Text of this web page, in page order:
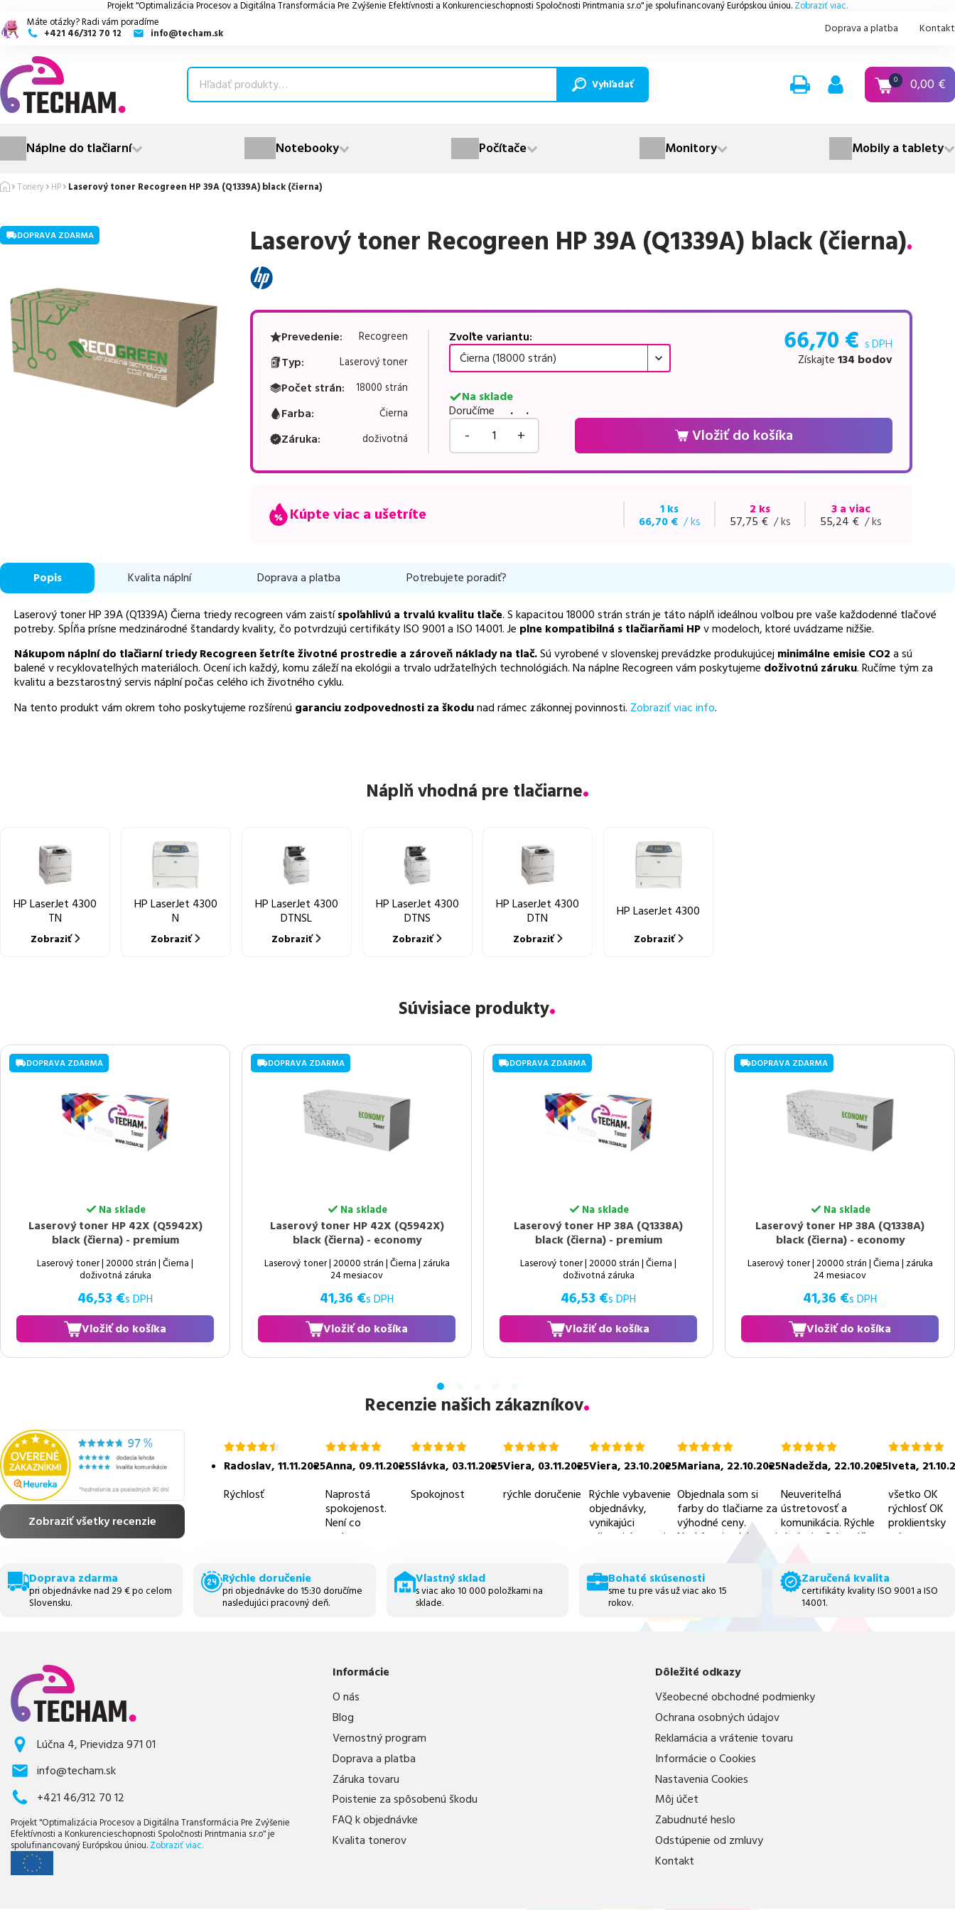
Projekt "Optimalizácia Procesov a Digitálna Transformácia Pre Zvýšenie Efektívnosti a Konkurencieschopnosti Spoločnosti Printmania s.r.o" je spolufinancovaný Európskou úniou. Zobraziť viac.
Máte otázky? Radi vám poradíme
+421 46/312 70 12
info@techam.sk Doprava a platba Kontakt
Vyhľadať 0 0,00 €
Náplne do tlačiarní Notebooky Počítače Monitory Mobily a tablety
Tonery HP Laserový toner Recogreen HP 39A (Q1339A) black (čierna)
DOPRAVA ZDARMA Laserový toner Recogreen HP 39A (Q1339A) black (čierna).
Prevedenie: Recogreen
Typ: Laserový toner
Počet strán: 18000 strán
Farba: Čierna
Záruka: doživotná
Zvoľte variantu:
Čierna (18000 strán)
66,70 € s DPH
Získajte 134 bodov
Na sklade
Doručíme
. .
- + Vložiť do košíka
Kúpte viac a ušetríte
1 ks
66,70 € / ks
2 ks
57,75 € / ks
3 a viac
55,24 € / ks
Popis Kvalita náplní Doprava a platba Potrebujete poradiť?
Laserový toner HP 39A (Q1339A) Čierna triedy recogreen vám zaistíspoľahlivú a trvalú kvalitu tlače. S kapacitou 18000 strán strán je táto náplň ideálnou voľbou pre vaše každodenné tlačové
potreby. Spĺňa prísne medzinárodné štandardy kvality, čo potvrdzujú certifikáty ISO 9001 a ISO 14001. Je plne kompatibilná s tlačiarňami HPv modeloch, ktoré uvádzame nižšie.
Nákupom náplní do tlačiarní triedy Recogreen šetríte životné prostredie a zároveň náklady na tlač.Sú vyrobené v slovenskej prevádzke produkujúcej minimálne emisie CO2 a sú
balené v recyklovateľných materiáloch. Ocení ich každý, komu záleží na ekológii a trvalo udržateľných technológiách. Na náplne Recogreen vám poskytujeme doživotnú záruku. Ručíme tým za
kvalitu a bezstarostný servis náplní počas celého ich životného cyklu.
Na tento produkt vám okrem toho poskytujeme rozšírenú garanciu zodpovednosti za škodunad rámec zákonnej povinnosti. Zobraziť viac info.
Náplň vhodná pre tlačiarne
HP LaserJet 4300
TN
Zobraziť
HP LaserJet 4300
N
Zobraziť
HP LaserJet 4300
DTNSL
Zobraziť
HP LaserJet 4300
DTNS
Zobraziť
HP LaserJet 4300
DTN
Zobraziť
HP LaserJet 4300
Zobraziť
Súvisiace produkty
DOPRAVA ZDARMA
Na sklade
Laserový toner HP 42X (Q5942X)
black (čierna) - premium
Laserový toner | 20000 strán | Čierna |
doživotná záruka
46,53 €s DPH
Vložiť do košíka
DOPRAVA ZDARMA
Na sklade
Laserový toner HP 42X (Q5942X)
black (čierna) - economy
Laserový toner | 20000 strán | Čierna | záruka
24 mesiacov
41,36 €s DPH
Vložiť do košíka
DOPRAVA ZDARMA
Na sklade
Laserový toner HP 38A (Q1338A)
black (čierna) - premium
Laserový toner | 20000 strán | Čierna |
doživotná záruka
46,53 €s DPH
Vložiť do košíka
DOPRAVA ZDARMA
Na sklade
Laserový toner HP 38A (Q1338A)
black (čierna) - economy
Laserový toner | 20000 strán | Čierna | záruka
24 mesiacov
41,36 €s DPH
Vložiť do košíka
Recenzie našich zákazníkov
Zobraziť všetky recenzie
hodnotenie
4.5
5
Radoslav, 11.11.2025
Rýchlosť
hodnotenie
5.0
5
Anna, 09.11.2025
Naprostá
spokojenost.
Není co
vytknout.
hodnotenie
5.0
5
Slávka, 03.11.2025
Spokojnost
hodnotenie
5.0
5
Viera, 03.11.2025
rýchle doručenie
hodnotenie
5.0
5
Viera, 23.10.2025
Rýchle vybavenie
objednávky,
vynikajúci
zákaznicky servis,
hodnotenie
5.0
5
Mariana, 22.10.2025
Objednala som si
farby do tlačiarne za
výhodné ceny.
Neskôr mi volala pani
z obchodu a
informovala ma ešte
o ďalších vyhodach -
ako napr. ušetriť na
Myslím si,že im
naozaj chvályhodné.
hodnotenie
5.0
5
Nadežda, 22.10.2025
Neuveriteľná
ústretovosť a
komunikácia. Rýchle
dodanie. Odporúčam
hodnotenie
5.0
5
Iveta,
všetko OK
rýchlosť OK
proklientsky
prístup
Doprava zdarma
pri objednávke nad 29 € po celom
Slovensku.
Rýchle doručenie
pri objednávke do 15:30 doručíme
nasledujúci pracovný deň.
Vlastný sklad
s viac ako 10 000 položkami na
sklade.
Bohaté skúsenosti
sme tu pre vás už viac ako 15
rokov.
Zaručená kvalita
certifikáty kvality ISO 9001 a ISO
14001.
Lúčna 4, Prievidza 971 01
info@techam.sk
+421 46/312 70 12
Projekt "Optimalizácia Procesov a Digitálna Transformácia Pre Zvýšenie
Efektívnosti a Konkurencieschopnosti Spoločnosti Printmania s.r.o" je
spolufinancovaný Európskou úniou. Zobraziť viac.
Informácie
O nás
Blog
Vernostný program
Doprava a platba
Záruka tovaru
Poistenie za spôsobenú škodu
FAQ k objednávke
Kvalita tonerov
Dôležité odkazy
Všeobecné obchodné podmienky
Ochrana osobných údajov
Reklamácia a vrátenie tovaru
Informácie o Cookies
Nastavenia Cookies
Môj účet
Zabudnuté heslo
Odstúpenie od zmluvy
Kontakt